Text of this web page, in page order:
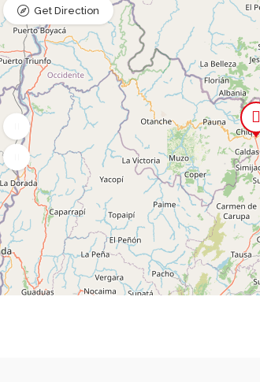
Get Direction